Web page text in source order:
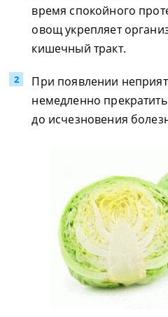
время спокойного
овощ укрепляет
кишечный тракт.
При появлении
немедленно
до исчезновения